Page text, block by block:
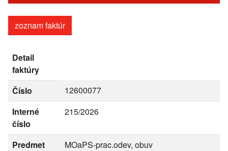
zoznam faktúr
Detail
faktúry
Číslo
12600077
Interné
číslo
215/2026
Predmet
MOaPS-prac.odev, obuv